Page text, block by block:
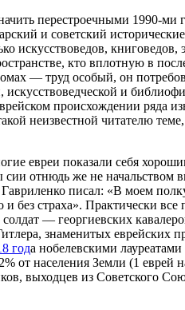
перестроечными 1990-
и советский
искусствоведов,
кто вплотную в
— труд особый, он
и
происхождении ряда
неизвестной читателю
евреи показали себя
отнюдь же не
писал: «В моем
без страха». Практически
— георгиевских
знаменитых еврейских
года нобелевскими
от населения Земли (1 еврей
выходцев из Советского